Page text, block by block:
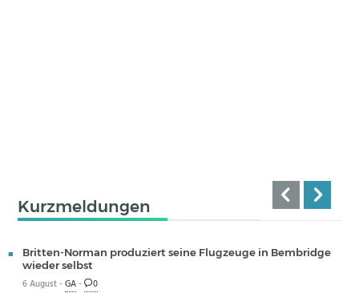
Kurzmeldungen
Britten-Norman produziert seine Flugzeuge in Bembridge
wieder selbst
6 August -GA- 0